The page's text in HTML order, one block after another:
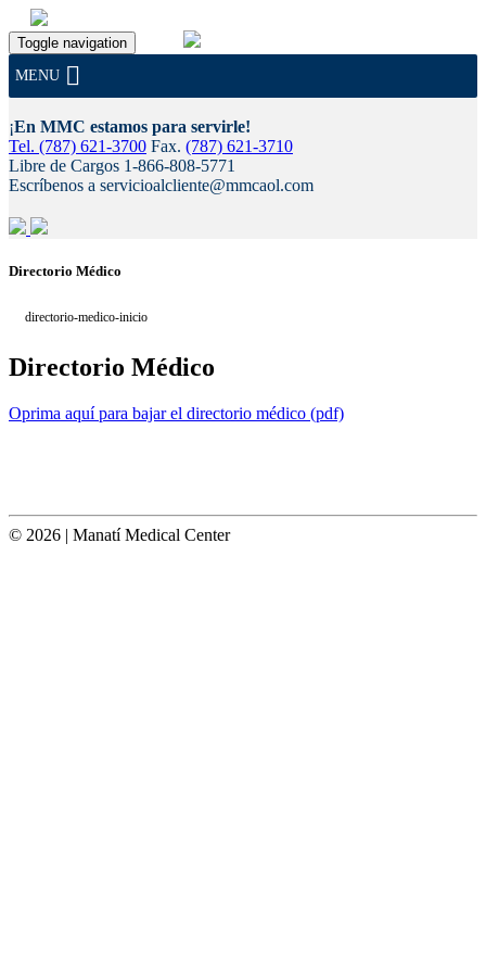
Toggle navigation
MENU
¡En MMC estamos para servirle!
Tel. (787) 621-3700 Fax. (787) 621-3710
Libre de Cargos 1-866-808-5771
Escríbenos a servicioalcliente@mmcaol.com
Skip
content
Directorio Médico
directorio-medico-inicio
Directorio Médico
Oprima aquí para bajar el directorio médico (pdf)
© 2026 | Manatí Medical Center